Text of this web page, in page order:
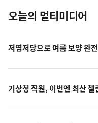
오늘의 멀티미디어
저염저당으로 여름 보양 완
기상청 직원, 이번엔 최산